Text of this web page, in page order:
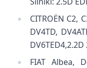
CITROËN C2,
DV4TD,
DV6TED4,2.2D
FIAT Albea,